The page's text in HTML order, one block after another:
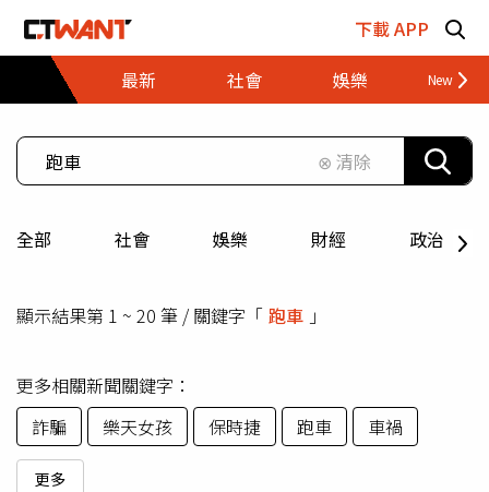
下載 APP
最新
社會 娛樂 財經
⊗ 清除
全部 社會 娛樂 財經 政治
顯示結果第 1 ~ 20 筆 / 關鍵字「 跑車 」
更多相關新聞關鍵字：
詐騙
樂天女孩 保時捷 跑車 車禍
更多